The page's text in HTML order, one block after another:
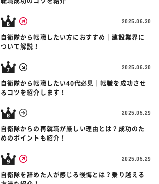
2025.06.30
自衛隊から転職したい方におすすめ｜建設業界に
ついて解説！
2025.06.30
自衛隊から転職したい40代必見｜転職を成功させ
るコツを紹介します！
2025.05.29
自衛隊からの再就職が厳しい理由とは？成功のた
めのポイントも紹介！
2025.05.29
自衛隊を辞めた人が感じる後悔とは？乗り越える